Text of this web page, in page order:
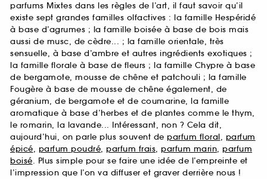
parfums Mixtes dans les règles de l’art, il faut savoir qu’il
existe sept grandes familles olfactives : la famille Hespéridé
à base d’agrumes ; la famille boisée à base de bois mais
aussi de musc, de cèdre... ; la famille orientale, très
sensuelle, à base d’ambre et autres ingrédients exotiques ;
la famille florale à base de fleurs ; la famille Chypre à base
de bergamote, mousse de chêne et patchouli ; la famille
Fougère à base de mousse de chêne également, de
géranium, de bergamote et de coumarine, la famille
aromatique à base d’herbes et de plantes comme le thym,
le romarin, la lavande... Intéressant, non ? Cela dit,
aujourd’hui, on parle plus souvent de parfum floral, parfum
épicé, parfum poudré, parfum frais, parfum marin, parfum
boisé. Plus simple pour se faire une idée de l’empreinte et
l’impression que l’on va diffuser et graver derrière nous !